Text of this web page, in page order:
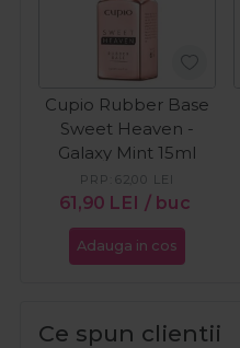
Cupio Rubber Base
Sweet Heaven -
Galaxy Mint 15ml
61,90 LEI / buc
PRP:62,00 LEI
Adauga in cos
Ce spun clientii